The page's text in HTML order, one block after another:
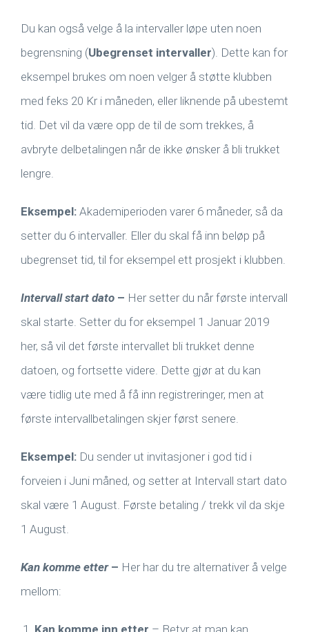
Du kan også velge å la intervaller løpe uten noen
begrensning (Ubegrenset intervaller). Dette kan for
eksempel brukes om noen velger å støtte klubben
med feks 20 Kr i måneden, eller liknende på ubestemt
tid. Det vil da være opp de til de som trekkes, å
avbryte delbetalingen når de ikke ønsker å bli trukket
lengre.
Eksempel: Akademiperioden varer 6 måneder, så da
setter du 6 intervaller. Eller du skal få inn beløp på
ubegrenset tid, til for eksempel ett prosjekt i klubben.
Intervall start dato – Her setter du når første intervall
skal starte. Setter du for eksempel 1 Januar 2019
her, så vil det første intervallet bli trukket denne
datoen, og fortsette videre. Dette gjør at du kan
være tidlig ute med å få inn registreringer, men at
første intervallbetalingen skjer først senere.
Eksempel: Du sender ut invitasjoner i god tid i
forveien i Juni måned, og setter at Intervall start dato
skal være 1 August. Første betaling / trekk vil da skje
1 August.
Kan komme etter– Her har du tre alternativer å velge
mellom: